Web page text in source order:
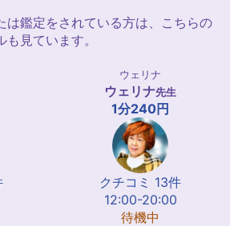
は鑑定をされている方は、こちらの
見ています。
ウェリナ
ウェリナ先生
1分240円
クチコミ 13件
12:00-20:00
待機中